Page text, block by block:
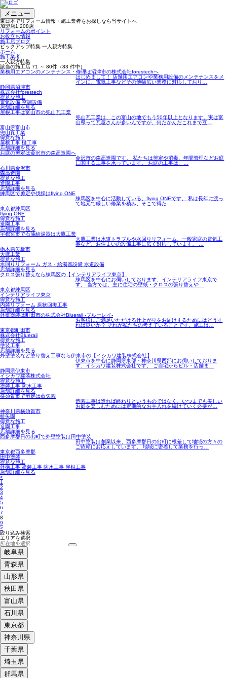
メニュー
東日本でリフォーム情報・施工業者をお探しなら当サイトへ
加盟店1,208店
リフォームのポイント
お役立ち情報
施工店ブログ
ピックアップ特集 一人親方特集
ホーム
施工業者
一人親方特集
該当の施工店 71 ～ 80件（83 件中）
業務用エアコンのメンテナンス・修理は沼津市の株式会社forestechへ
はじめまして！ 店舗用エアコンや業務用設備のメンテナンスをメ
インに、電気工事などその他幅広い業務に対応しており…
静岡県沼津市
株式会社forestech
得意な施工
電気設備 空調設備
店舗詳細を見る
屋根工事は富山市の兜山瓦工業
兜山瓦工業は、この富山の地でもう50年以上となります。実は富
山県って瓦屋さんが多いんですが、何だかんだこれまで互…
富山県富山市
兜山瓦工業
得意な施工
屋根工事 樋工事
店舗詳細を見る
お庭の剪定は金沢市の森高造園へ
金沢市の森高造園です。 私たちは剪定や消毒、年間管理などお庭
に関する工事を承っています。 お庭の工事は、…
石川県金沢市
森高造園
得意な施工
造園工事
店舗詳細を見る
練馬区で剪定や伐採はflying ONE
練馬区を中心に活動している、flying ONEです。 私は長年に渡っ
て地元で厳しい修業を積み、そこで得た…
東京都練馬区
flying ONE
得意な施工
造園工事
店舗詳細を見る
宇都宮市で石油給湯器は大鷹工業
大鷹工業は水道トラブルや水回りリフォーム、一般家庭の電気工
事など、お住まいの設備工事に広く対応しています。 …
栃木県矢板市
大鷹工業
得意な施工
水回りリフォーム ガス・給湯器設備 水道設備
店舗詳細を見る
クロス張り替えなら練馬区の【インテリアライフ東京】
練馬区を中心にお伺いしております、インテリアライフ東京で
す。 当方では、主に住宅の壁紙・クロスの張り替えや…
東京都練馬区
インテリアライフ東京
得意な施工
内装リフォーム 原状回復工事
店舗詳細を見る
外壁塗装は町田市の株式会社Blueraii -ブルーレイ-
お客様にご満足いただける仕上がりをお届けするためにはどうす
れば良いか？ それが私たちの考えていることです。施工は…
東京都町田市
株式会社Blueraii
得意な施工
塗装工事
店舗詳細を見る
外壁塗装など塗り替え工事なら伊東市の【イシカワ建装株式会社】
伊東市を中心に静岡県東部・神奈川県西部にお伺いしておりま
す、イシカワ建装株式会社です。 ご自宅からビル・店舗ま…
静岡県伊東市
イシカワ建装株式会社
得意な施工
塗装工事 防水工事
店舗詳細を見る
横須賀市で剪定は藍矢園
造園工事は造れば終わりというものではなく、いつまでも美しい
お庭を楽しむためには定期的なお手入れを続けていく必要が…
神奈川県横須賀市
藍矢園
得意な施工
造園工事
店舗詳細を見る
西多摩郡日の出町で外壁塗装は田中塗装
田中塗装は創業以来、西多摩郡日の出町に根差して地域の方々の
ご依頼にお応えしています。 地域に密着して業務を行っ…
東京都西多摩郡
田中塗装
得意な施工
外構工事 塗装工事 防水工事 屋根工事
店舗詳細を見る
<
1
2
3
4
5
6
7
8
9
>
絞り込み検索
エリアを選択
岐阜県
青森県
山形県
秋田県
富山県
石川県
東京都
神奈川県
千葉県
埼玉県
群馬県